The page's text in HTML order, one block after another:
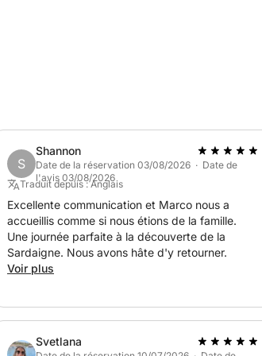
calculé en fonction de la
doit faire le plein au port avant de les
de l'archipel de La Maddalena ; aucun
mineurs. Si les dommages excèdent
cette dernière pour couvrir le coût
S
Shannon
Date de la réservation 03/08/2026 · Date de
l'avis 03/08/2026
Traduit depuis : Anglais
Excellente communication et Marco nous a
accueillis comme si nous étions de la famille.
Une journée parfaite à la découverte de la
Sardaigne. Nous avons hâte d'y retourner.
Voir plus
Svetlana